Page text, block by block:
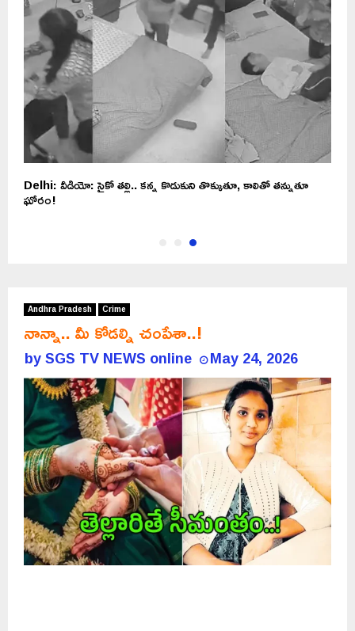
Delhi: వీడియో: సైకో తల్లి.. కన్న కొడుకుని తొక్కుతూ, కాలితో తన్నుతూ
ఘోరం!
Andhra Pradesh Crime
నాన్నా.. మీ కోడల్ని చంపేశా..!
bySGS TV NEWS online May 24, 2026